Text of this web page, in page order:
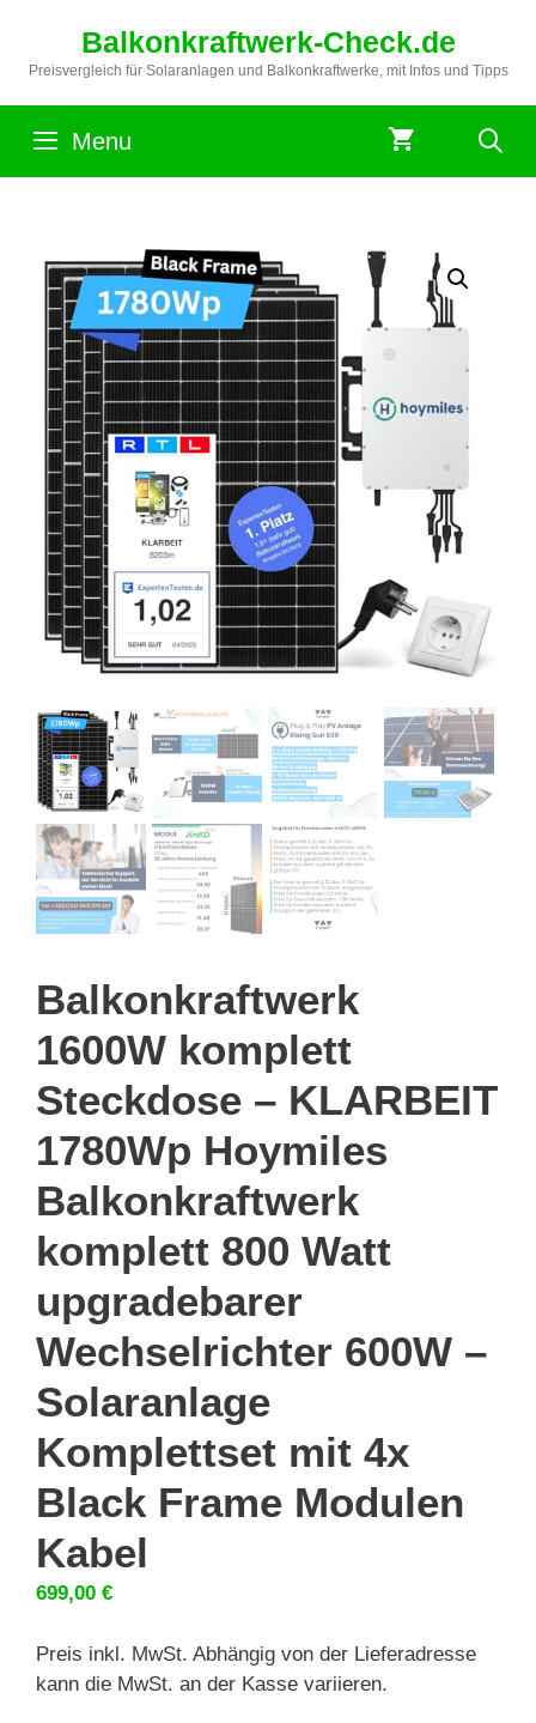
springen
Balkonkraftwerk-Check.de
Preisvergleich für Solaranlagen und Balkonkraftwerke, mit Infos und Tipps
Menu
Balkonkraftwerk
1600W komplett
Steckdose – KLARBEIT
1780Wp Hoymiles
Balkonkraftwerk
komplett 800 Watt
upgradebarer
Wechselrichter 600W –
Solaranlage
Komplettset mit 4x
Black Frame Modulen
Kabel
699,00 €
Preis inkl. MwSt. Abhängig von der Lieferadresse
kann die MwSt. an der Kasse variieren.